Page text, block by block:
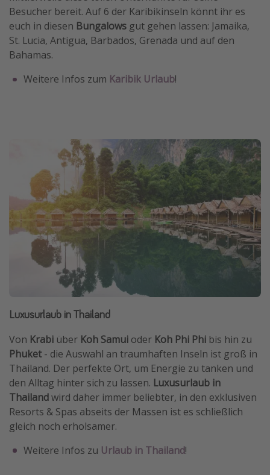
Besucher bereit. Auf 6 der Karibikinseln könnt ihr es
euch in diesen Bungalows gut gehen lassen: Jamaika,
St. Lucia, Antigua, Barbados, Grenada und auf den
Bahamas.
Weitere Infos zum Karibik Urlaub!
Luxusurlaub in Thailand
Von Krabi über Koh Samui oder Koh Phi Phi bis hin zu
Phuket- die Auswahl an traumhaften Inseln ist groß in
Thailand. Der perfekte Ort, um Energie zu tanken und
den Alltag hinter sich zu lassen. Luxusurlaub in
Thailandwird daher immer beliebter, in den exklusiven
Resorts & Spas abseits der Massen ist es schließlich
gleich noch erholsamer.
Weitere Infos zu Urlaub in Thailand!